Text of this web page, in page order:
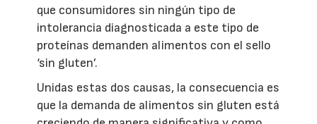
que consumidores sin ningún tipo de
intolerancia diagnosticada a este tipo de
proteínas demanden alimentos con el sello
‘sin gluten’.
Unidas estas dos causas, la consecuencia es
que la demanda de alimentos sin gluten está